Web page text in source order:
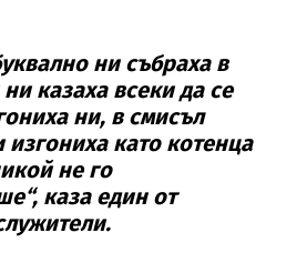
ни събраха в
казаха всеки да се
ни, в смисъл
изгониха като котенца
не го
каза един от